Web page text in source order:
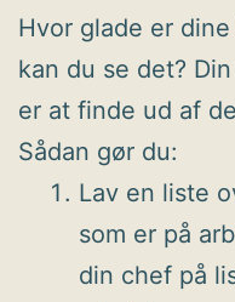
Hvor glade er
kan du se det?
er at finde ud af
Sådan gør du:
Lav en liste
som er på
din chef på